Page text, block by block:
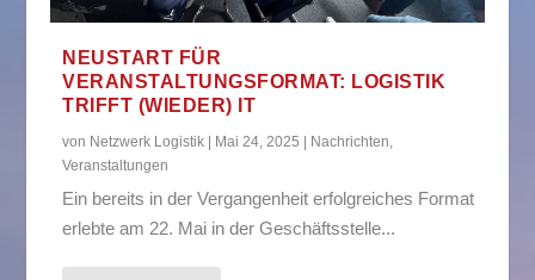
NEUSTART FÜR
VERANSTALTUNGSFORMAT: LOGISTIK
TRIFFT (WIEDER) IT
von Netzwerk Logistik Mai 24, 2025 Nachrichten,
Veranstaltungen
Ein bereits in der Vergangenheit erfolgreiches Format
erlebte am 22. Mai in der Geschäftsstelle...